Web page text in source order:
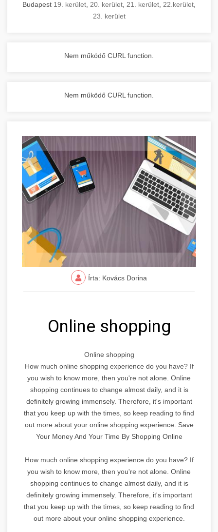
Budapest 19. kerület 20. kerület 21. kerület 22.kerület
23. kerület
Nem működő CURL function.
Nem működő CURL function.
Írta: Kovács Dorina
Online shopping
Online shopping
How much online shopping experience do you have? If
you wish to know more, then you're not alone. Online
shopping continues to change almost daily, and it is
definitely growing immensely. Therefore, it's important
that you keep up with the times, so keep reading to find
out more about your online shopping experience. Save
Your Money And Your Time By Shopping Online
How much online shopping experience do you have? If
you wish to know more, then you're not alone. Online
shopping continues to change almost daily, and it is
definitely growing immensely. Therefore, it's important
that you keep up with the times, so keep reading to find
out more about your online shopping experience.